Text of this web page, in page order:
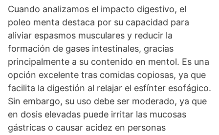
Cuando analizamos el impacto digestivo, el
poleo menta destaca por su capacidad para
aliviar espasmos musculares y reducir la
formación de gases intestinales, gracias
principalmente a su contenido en mentol. Es una
opción excelente tras comidas copiosas, ya que
facilita la digestión al relajar el esfínter esofágico.
Sin embargo, su uso debe ser moderado, ya que
en dosis elevadas puede irritar las mucosas
gástricas o causar acidez en personas